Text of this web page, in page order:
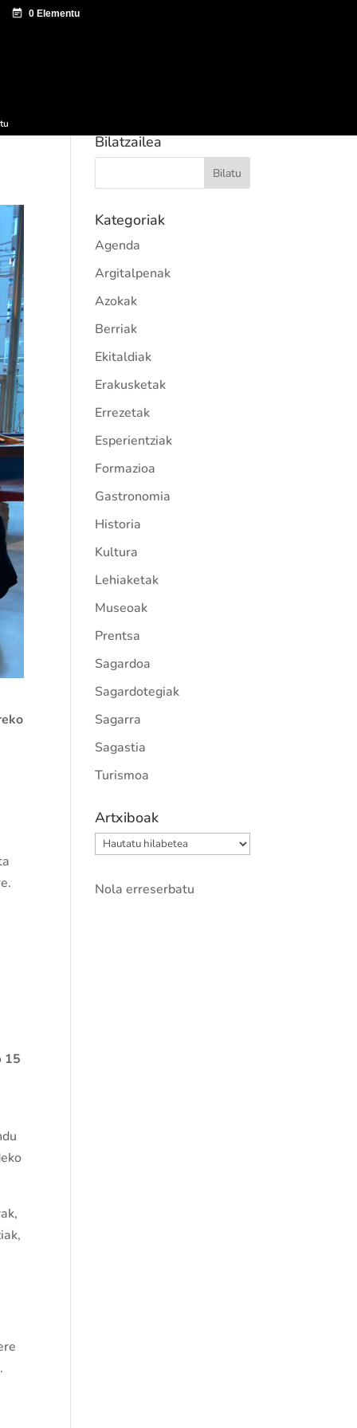
15
Bilatzailea
Kategoriak
Agenda
Argitalpenak
Azokak
Berriak
Ekitaldiak
Erakusketak
Errezetak
Esperientziak
Formazioa
Gastronomia
Historia
Kultura
Lehiaketak
Museoak
Prentsa
Sagardoa
Sagardotegiak
Sagarra
Sagastia
Turismoa
Artxiboak
Artxiboak
Nola erreserbatu